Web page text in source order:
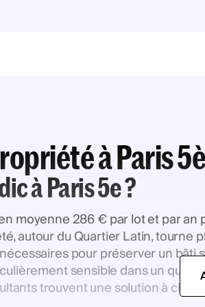
à Paris
à Paris 5e ?
moyenne 286 € par lot et par
autour du Quartier Latin, tourne
pour préserver un bâti
sensible dans un
trouvent une solution à